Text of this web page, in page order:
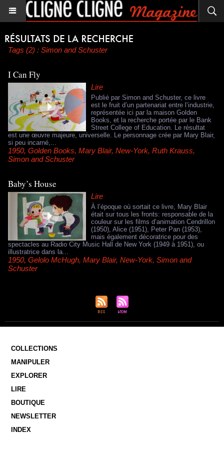
Tags (2) : Simon and Schuster
I Can Fly
Lire
Publié par Simon and Schuster, ce livre
est le fruit d’un partenariat entre l’industrie,
représentée ici par la maison Golden
Books, et la recherche portée par le Bank
Street College of Education. Le résultat
est une œuvre majeure, universelle. Le personnage crée par Mary Blair,
si peu incarné,...
1950, Golden Books, Mary Blair, New-York, Ruth Krauss,
Simon and Schuster
Baby’s House
Lire
À l’époque où sortait ce livre, Mary Blair
était sur tous les fronts: responsable de la
couleur sur les films d’animation Cendrillon
(1950), Alice (1951), Peter Pan (1953),
mais également décoratrice pour des
spectacles au Radio City Music Hall de New York (1949 à 1951), ou
illustratrice dans la...
1950, Gelolo McHugh, Mary Blair, New-York, Simon and
Schuster
COLLECTIONS
MANIPULER
EXPLORER
LIRE
BOUTIQUE
NEWSLETTER
INDEX